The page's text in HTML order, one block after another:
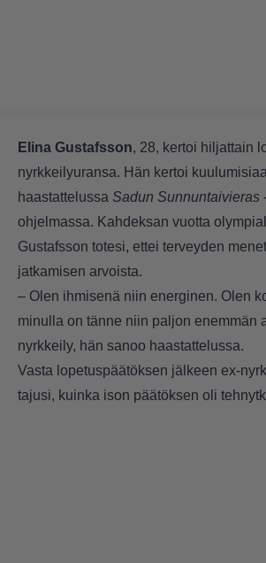
Elina Gustafsson, 28, kertoi hiljattain
nyrkkeilyuransa. Hän kertoi
haastattelussa Sadun Sunnuntaivieras
ohjelmassa. Kahdeksan vuotta
Gustafsson totesi, ettei terveyden
jatkamisen arvoista.
– Olen ihmisenä niin energinen. Olen
minulla on tänne niin paljon enemmän
nyrkkeily, hän sanoo haastattelussa.
Vasta lopetuspäätöksen jälkeen ex-
tajusi, kuinka ison päätöksen oli